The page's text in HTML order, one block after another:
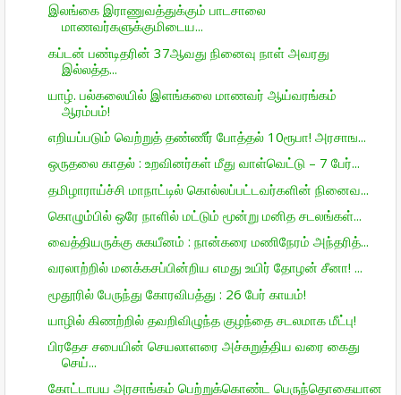
இலங்கை இராணுவத்துக்கும் பாடசாலை
மாணவர்களுக்குமிடைய...
கப்டன் பண்டிதரின் 37ஆவது நினைவு நாள் அவரது
இல்லத்த...
யாழ். பல்கலையில் இளங்கலை மாணவர் ஆய்வரங்கம்
ஆரம்பம்!
எறியப்படும் வெற்றுத் தண்ணீர் போத்தல் 10ரூபா! அரசாங...
ஒருதலை காதல் : உறவினர்கள் மீது வாள்வெட்டு – 7 பேர்...
தமிழாராய்ச்சி மாநாட்டில் கொல்லப்பட்டவர்களின் நினைவ...
கொழும்பில் ஒரே நாளில் மட்டும் மூன்று மனித சடலங்கள்...
வைத்தியருக்கு சுகயீனம் : நான்கரை மணிநேரம் அந்தரித்...
வரலாற்றில் மனக்கசப்பின்றிய எமது உயிர் தோழன் சீனா! ...
மூதூரில் பேருந்து கோரவிபத்து : 26 பேர் காயம்!
யாழில் கிணற்றில் தவறிவிழுந்த குழந்தை சடலமாக மீட்பு!
பிரதேச சபையின் செயலாளரை அச்சுறுத்திய வரை கைது
செய்...
கோட்டாபய அரசாங்கம் பெற்றுக்கொண்ட பெருந்தொகையான